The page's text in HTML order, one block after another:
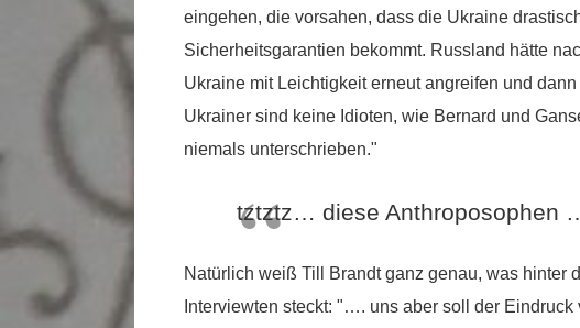
eingehen, die vorsahen, dass die Ukraine
Sicherheitsgarantien bekommt. Russland hätte
Ukraine mit Leichtigkeit erneut angreifen und
Ukrainer sind keine Idioten, wie Bernard und
niemals unterschrieben."
tztztz… diese Anthroposophen
Natürlich weiß Till Brandt ganz genau, was hinter
Interviewten steckt: "…. uns aber soll der